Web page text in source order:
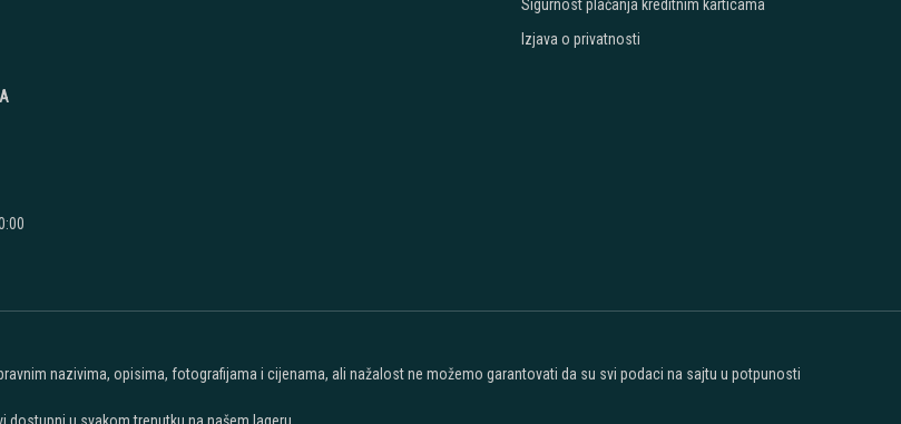
Sigurnost plaćanja kreditnim karticama
Izjava o privatnosti
nazivima, opisima, fotografijama i cijenama, ali nažalost ne možemo garantovati da su svi podaci na sajtu u potpunosti